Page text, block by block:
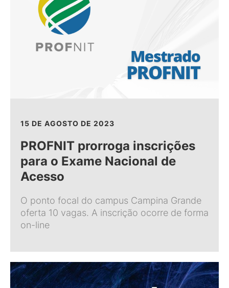
15 DE AGOSTO DE 2023
PROFNIT prorroga inscrições
para o Exame Nacional de
Acesso
O ponto focal do campus Campina Grande
oferta 10 vagas. A inscrição ocorre de forma
on-line